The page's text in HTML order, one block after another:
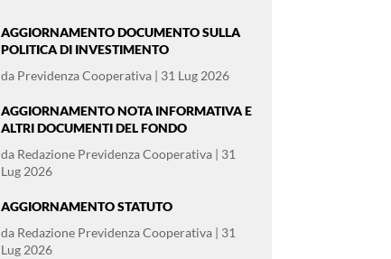
AGGIORNAMENTO DOCUMENTO SULLA
POLITICA DI INVESTIMENTO
da Previdenza Cooperativa| 31 Lug 2026
AGGIORNAMENTO NOTA INFORMATIVA E
ALTRI DOCUMENTI DEL FONDO
da Redazione Previdenza Cooperativa| 31
Lug 2026
AGGIORNAMENTO STATUTO
da Redazione Previdenza Cooperativa| 31
Lug 2026